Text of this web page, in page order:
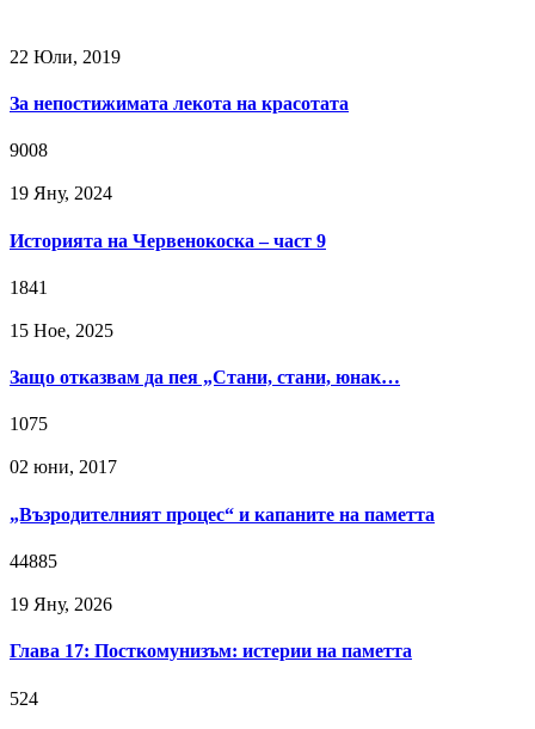
22 Юли, 2019
За непостижимата лекота на красотата
9008
19 Яну, 2024
Историята на Червенокоска – част 9
1841
15 Ное, 2025
Защо отказвам да пея „Стани, стани, юнак…
1075
02 юни, 2017
„Възродителният процес“ и капаните на паметта
44885
19 Яну, 2026
Глава 17: Посткомунизъм: истерии на паметта
524